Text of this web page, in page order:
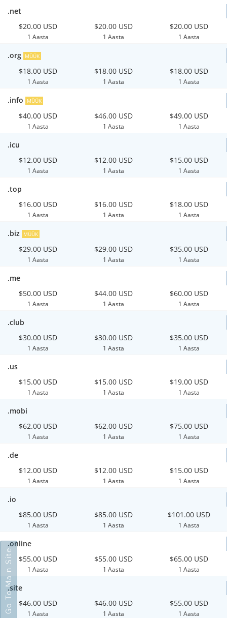
.net
$20.00 USD
1 Aasta
$20.00 USD
1 Aasta
$20.00 USD
1 Aasta
.org MÜÜK
$18.00 USD
1 Aasta
$18.00 USD
1 Aasta
$18.00 USD
1 Aasta
.info MÜÜK
$40.00 USD
1 Aasta
$46.00 USD
1 Aasta
$49.00 USD
1 Aasta
.icu
$12.00 USD
1 Aasta
$12.00 USD
1 Aasta
$15.00 USD
1 Aasta
.top
$16.00 USD
1 Aasta
$16.00 USD
1 Aasta
$18.00 USD
1 Aasta
.biz MÜÜK
$29.00 USD
1 Aasta
$29.00 USD
1 Aasta
$35.00 USD
1 Aasta
.me
$50.00 USD
1 Aasta
$44.00 USD
1 Aasta
$60.00 USD
1 Aasta
.club
$30.00 USD
1 Aasta
$30.00 USD
1 Aasta
$35.00 USD
1 Aasta
.us
$15.00 USD
1 Aasta
$15.00 USD
1 Aasta
$19.00 USD
1 Aasta
.mobi
$62.00 USD
1 Aasta
$62.00 USD
1 Aasta
$75.00 USD
1 Aasta
.de
$12.00 USD
1 Aasta
$12.00 USD
1 Aasta
$15.00 USD
1 Aasta
.io
$85.00 USD
1 Aasta
$85.00 USD
1 Aasta
$101.00 USD
1 Aasta
.online
$55.00 USD
1 Aasta
$55.00 USD
1 Aasta
$65.00 USD
1 Aasta
.site
$46.00 USD
1 Aasta
$46.00 USD
1 Aasta
$55.00 USD
1 Aasta
Go To Main Site